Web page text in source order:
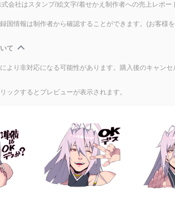
式会社はスタンプ/絵文字/着せかえ制作者への売上レポ
国情報は制作者から確認することができます。(お客様
て
より非対応になる可能性があります。購入後のキャンセ
ックするとプレビューが表示されます。